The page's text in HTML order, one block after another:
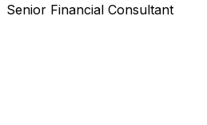
Senior Financial Consultant